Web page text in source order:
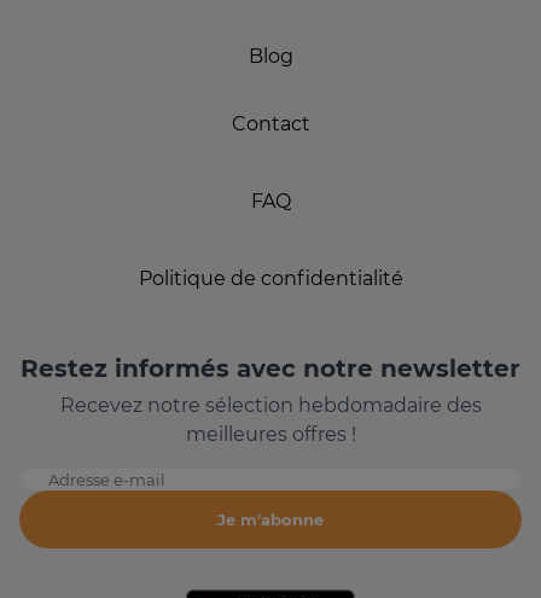
Blog
Contact
FAQ
Politique de confidentialité
Restez informés avec notre newsletter
Recevez notre sélection hebdomadaire des
meilleures offres !
Adresse e-mail
Je m'abonne